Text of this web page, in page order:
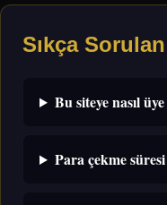
Sıkça
Bu siteye nasıl
Para çekme